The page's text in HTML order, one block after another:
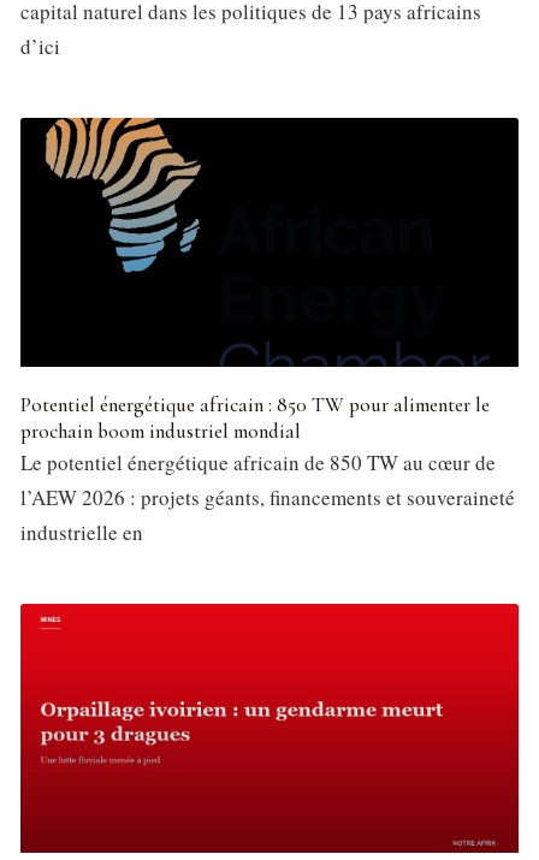
capital naturel dans les politiques de 13 pays africains
d’ici
Potentiel énergétique africain : 850 TW pour alimenter le
prochain boom industriel mondial
Le potentiel énergétique africain de 850 TW au cœur de
l’AEW 2026 : projets géants, financements et souveraineté
industrielle en